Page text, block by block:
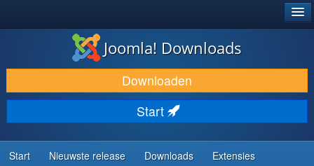
DOWNLOAD & BREID UIT
ONTDEK & LEER
COMMUNITY & ONDERSTEUNING
ONTWIKKELAARSBRONNEN
Joomla! Downloads
Downloaden
Start
Start Nieuwste release Downloads Extensies